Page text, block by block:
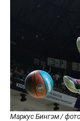
Маркус Бингэм /